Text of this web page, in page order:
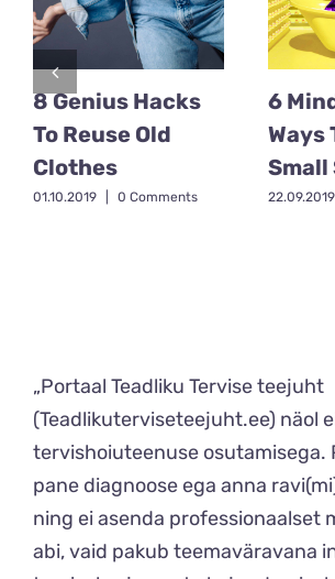
8 Genius Hacks
To Reuse Old
Clothes
01.10.2019 0 Comments
6
Ways
Small
22.09.2019
„Portaal Teadliku Tervise teejuht
(Teadlikuterviseteejuht.ee) näol
tervishoiuteenuse osutamisega.
pane diagnoose ega anna
ning ei asenda professionaalset
abi, vaid pakub teemaväravana